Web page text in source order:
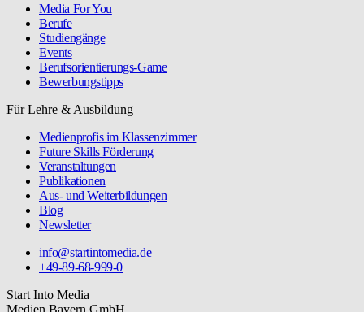
Media For You
Berufe
Studiengänge
Events
Berufsorientierungs-Game
Bewerbungstipps
Für Lehre & Ausbildung
Medienprofis im Klassenzimmer
Future Skills Förderung
Veranstaltungen
Publikationen
Aus- und Weiterbildungen
Blog
Newsletter
info@startintomedia.de
+49-89-68-999-0
Start Into Media
Medien.Bayern GmbH